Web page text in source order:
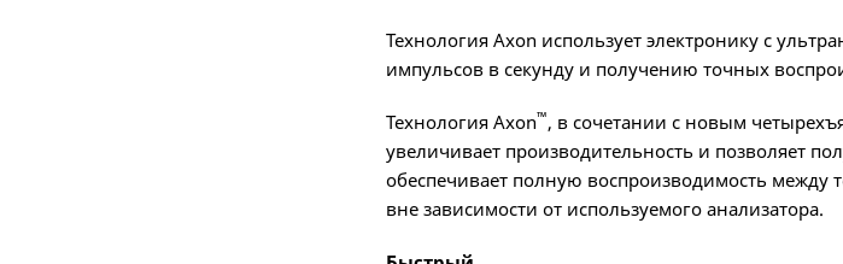
Технология Axon использует электронику с
импульсов в секунду и получению точных
Технология Axon™, в сочетании с новым
увеличивает производительность и позволяет
обеспечивает полную воспроизводимость между
вне зависимости от используемого анализатора.